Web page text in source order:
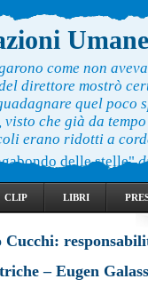
Umane
come non
direttore mostrò
quel poco
che già da
erano ridotti a
delle stelle"
CLIP LIBRI
Cucchi:
– Eugen